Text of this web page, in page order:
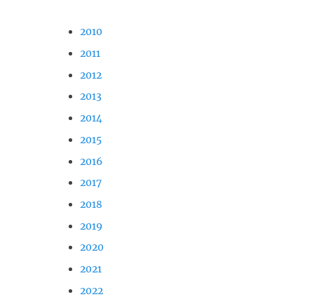
2010
2011
2012
2013
2014
2015
2016
2017
2018
2019
2020
2021
2022